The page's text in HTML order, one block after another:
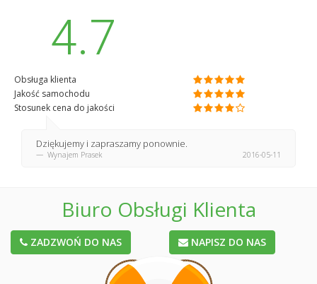
4.7
Obsługa klienta
Jakość samochodu
Stosunek cena do jakości
Dziękujemy i zapraszamy ponownie.
Wynajem Prasek 2016-05-11
Biuro Obsługi Klienta
ZADZWOŃ DO NAS NAPISZ DO NAS